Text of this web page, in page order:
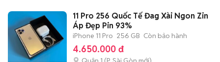
11 Pro 256 Quốc Tế Đag Xài Ngon Zin
Áp Đẹp Pin 93%
iPhone 11 Pro 256 GB Còn bảo hành
4.650.000 đ